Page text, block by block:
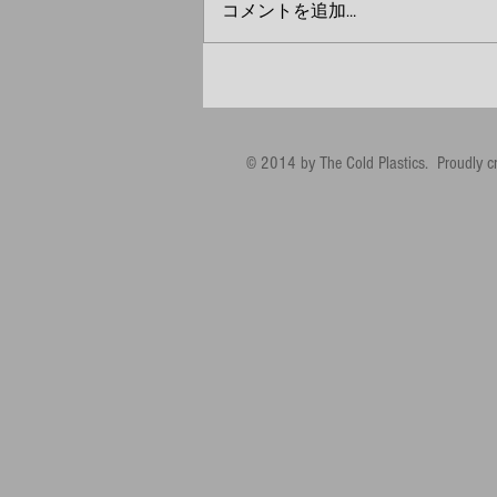
コメントを追加…
© 2014 by The Cold Plastics. Proudly